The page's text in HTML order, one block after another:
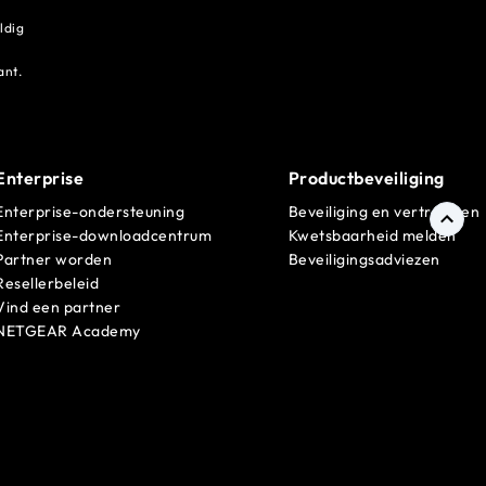
ondersteuning
downloadcentrum
worden
een partner
Academy
Productbeveiliging
Beveiliging en vertrouwen
Kwetsbaarheid melden
Beveiligingsadviezen